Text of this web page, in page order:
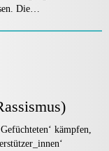
Die…
kämpfen,